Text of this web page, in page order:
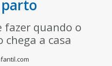
parto
fazer quando o
chega a casa